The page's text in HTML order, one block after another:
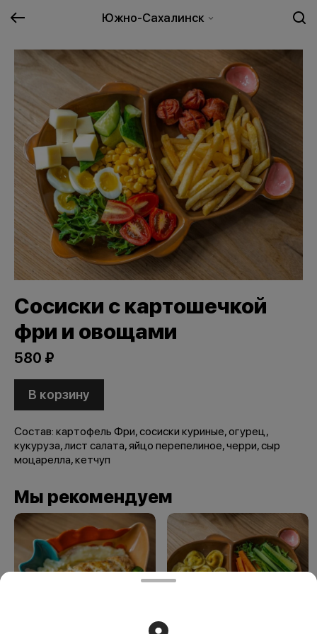
Южно-Сахалинск
Сосиски с картошечкой
фри и овощами
580 ₽
В корзину
Состав: картофель Фри, сосиски куриные, огурец,
кукуруза, лист салата, яйцо перепелиное, черри, сыр
моцарелла, кетчуп
Мы рекомендуем